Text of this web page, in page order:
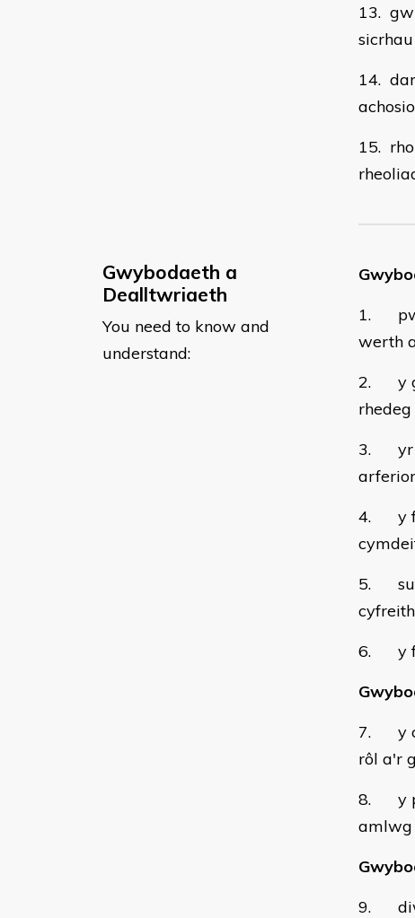
13.
14.
15.
Gwybodaeth a
Dealltwriaeth
You need to know and
understand:
1.
werth
2. y
rhedeg
3. yr
4. y
5. sut
6. y
7. y
rôl a'r
8. y
amlwg
9.